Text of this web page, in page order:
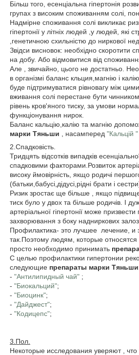
Більш того, есенціальна гіпертонія
групах з високим споживанням солі,
Надмірне споживання солі викликає
гіпертонії у літніх людей ,у людей, які
,генетичною схильністю до ниркової
Звідси висновок: необхідно скоротити
на добу. Або відмовитися від
Але , звичайно, цього не достатньо.
в організмі баланс кльция,магнію і
буде підтримуватися рівновагу між
вживання солі перестане бути
рівень кров'яного тиску, за умови
функціонування нирок.
Баланс кальцію,калію та магнію
марки Тяньши , насамперед "Кальцій
2.Спадковість.
Тридцять відсотків випадків
спадковими факторами.Розвиток
високу ймовірність, якщо родичі
(батьки,бабусі,дідусі,рідні брати і
Ризик зростає ще більше , якщо
тиск було у двох та більше родичів. І
артеріальної гіпертонії може призвести
захворювання з боку надниркових залоз.
Профилактика- это лучшее лечение, и
так.Поэтому людям, которые относятся
просто необходимо принимать
С целью профилактики гипертонии
следующие препараты марки Тяньши
- "Антилипидный чай" ;
- "Биокальций";
- "Биоцинк";
- "Дайджест";
- "Кодицепс";
3.Пол.
Некоторые исследования уверяют ,